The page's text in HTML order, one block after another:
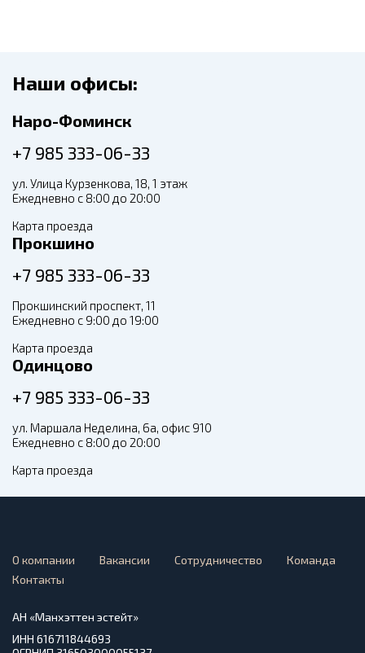
Наши офисы:
Наро-Фоминск
+7 985 333-06-33
ул. Улица Курзенкова, 18, 1 этаж
Ежедневно с 8:00 до 20:00
Карта проезда
Прокшино
+7 985 333-06-33
Прокшинский проспект, 11
Ежедневно с 9:00 до 19:00
Карта проезда
Одинцово
+7 985 333-06-33
ул. Маршала Неделина, 6а, офис 910
Ежедневно с 8:00 до 20:00
Карта проезда
О компании Вакансии Сотрудничество
Команда
Контакты
АН «Манхэттен эстейт»
ИНН 616711844693